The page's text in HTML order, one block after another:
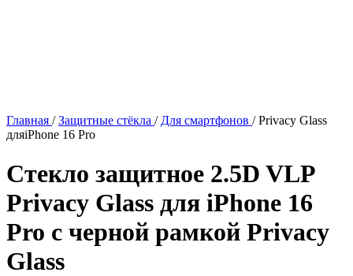
Главная / Защитные стёкла / Для смартфонов / Privacy Glass
дляiPhone 16 Pro
Стекло защитное 2.5D VLP
Privacy Glass для iPhone 16
Pro с черной рамкой Privacy
Glass